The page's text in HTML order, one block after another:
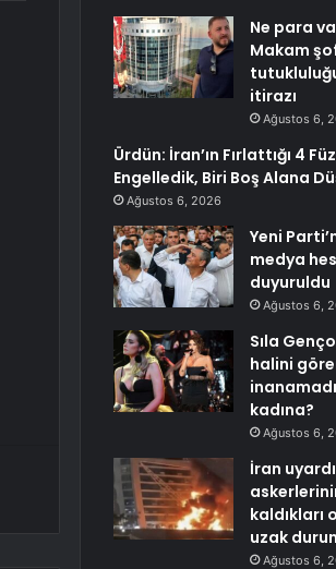
Ne para
Makam
itirazı
Ağustos 6,
Ürdün: İran’ın Fırlattığı 4
Engelledik, Biri Boş Alana
Ağustos 6, 2026
Yeni
medya
duyuruldu
Ağustos 6,
Sıla
halini
kadına?
Ağustos 6,
İran
kaldıkları
uzak
Ağustos 6,